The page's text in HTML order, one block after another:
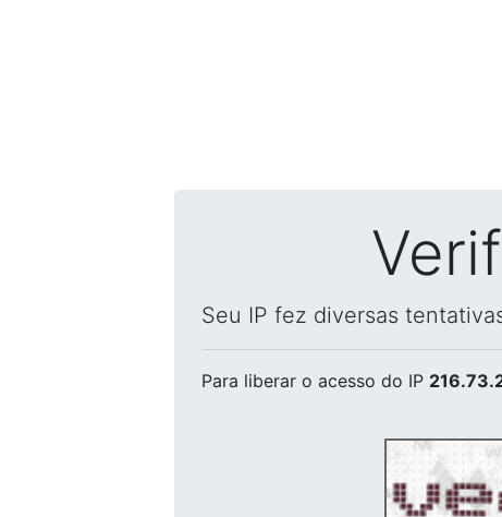
Seu IP fez diversas
Para liberar o acesso do IP